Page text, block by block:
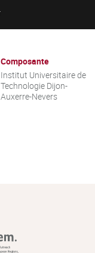
Composante
Institut Universitaire de
Technologie Dijon-
Auxerre-Nevers